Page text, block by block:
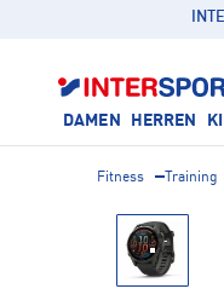
DAMEN HERREN
Fitness Training